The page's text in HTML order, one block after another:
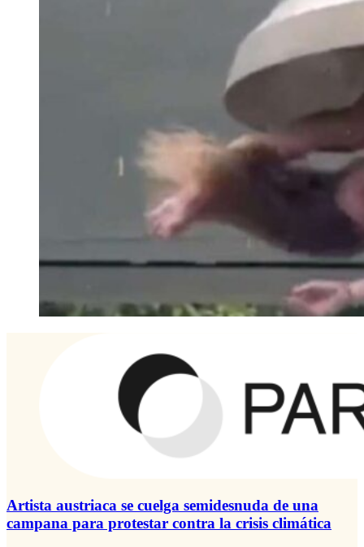
Artista austriaca se cuelga semidesnuda de una
campana para protestar contra la crisis climática